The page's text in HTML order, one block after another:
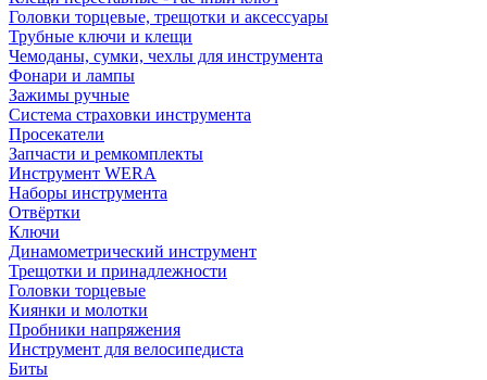
Головки торцевые, трещотки и аксессуары
Трубные ключи и клещи
Чемоданы, сумки, чехлы для инструмента
Фонари и лампы
Зажимы ручные
Система страховки инструмента
Просекатели
Запчасти и ремкомплекты
Инструмент WERA
Наборы инструмента
Отвёртки
Ключи
Динамометрический инструмент
Трещотки и принадлежности
Головки торцевые
Киянки и молотки
Пробники напряжения
Инструмент для велосипедиста
Биты